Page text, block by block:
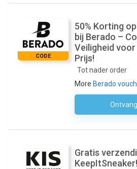
CODE
50% Korting
bij Berado –
Veiligheid
Prijs!
Tot nader order
More Berado
Gratis
KeepItSneaker!